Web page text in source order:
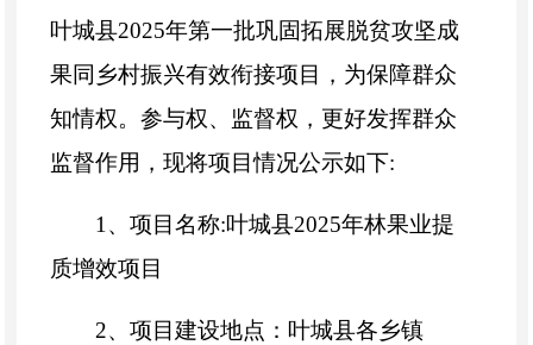
叶城县2025年第一批巩固拓展脱贫攻坚成
果同乡村振兴有效衔接项目，为保障群众
知情权。参与权、监督权，更好发挥群众
监督作用，现将项目情况公示如下:
1、项目名称:叶城县2025年林果业提
质增效项目
2、项目建设地点：叶城县各乡镇